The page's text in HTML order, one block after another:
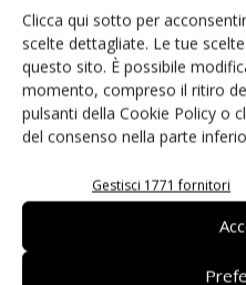
Clicca qui sotto per
scelte dettagliate. Le tue
questo sito. È possibile
momento, compreso il ritiro
pulsanti della Cookie Policy o
del consenso nella parte
Gestisci 1771 fornitori